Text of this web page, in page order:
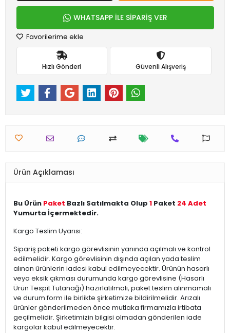
WHATSAPP İLE SİPARİŞ VER
Favorilerime ekle
Hızlı Gönderi Güvenli Alışveriş
Ürün Açıklaması
Bu Ürün Paket Bazlı Satılmakta Olup 1 Paket 24 Adet
Yumurta İçermektedir.
Kargo Teslim Uyarısı:
Sipariş paketi kargo görevlisinin yanında açılmalı ve kontrol
edilmelidir. Kargo görevlisinin dışında açılan yada teslim
alınan ürünlerin iadesi kabul edilmeyecektir. Ürünün hasarlı
veya eksik çıkması durumunda kargo görevlisine (Hasarlı
Ürün Tespit Tutanağı) hazırlatılmalı, paket teslim alınmamalı
ve durum form ile birlikte şirketimize bildirilmelidir. Arızalı
ürünler gönderilmeden önce mutlaka firmamızla irtibata
geçilmelidir. Şirketimizin bilgisi olmadan gönderilen iade
kargolar kabul edilmeyecektir.